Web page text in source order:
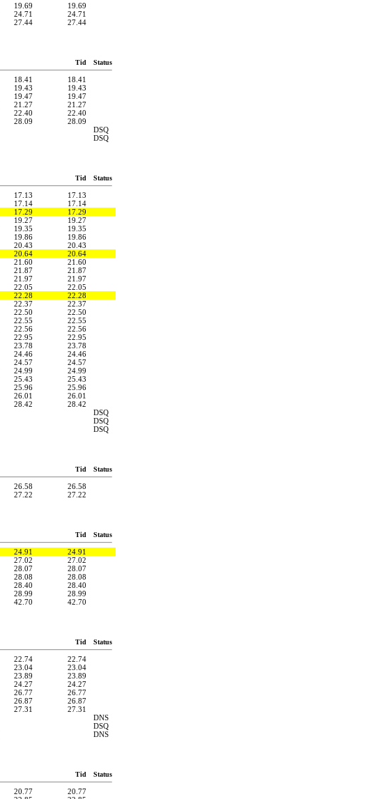
19.69
19.69
24.71
24.71
27.44 27.44
Tid Status
18.41
18.41
19.43
19.43
19.47
19.47
21.27
21.27
22.40
22.40
28.09
28.09
DSQ
DSQ
Tid Status
17.13
17.13
17.14
17.14
17.29
17.29
19.27
19.27
19.35
19.35
19.86
19.86
20.43
20.43
20.64
20.64
21.60
21.60
21.87
21.87
21.97
21.97
22.05
22.05
22.28
22.28
22.37
22.37
22.50
22.50
22.55
22.55
22.56
22.56
22.95
22.95
23.78
23.78
24.46
24.46
24.57
24.57
24.99
24.99
25.43
25.43
25.96
25.96
26.01
26.01
28.42
28.42
DSQ
DSQ
DSQ
Tid Status
26.58
26.58
27.22 27.22
Tid Status
24.91
24.91
27.02
27.02
28.07
28.07
28.08
28.08
28.40
28.40
28.99
28.99
42.70 42.70
Tid Status
22.74
22.74
23.04
23.04
23.89
23.89
24.27
24.27
26.77
26.77
26.87
26.87
27.31
27.31
DNS
DSQ
DNS
Tid Status
20.77
20.77